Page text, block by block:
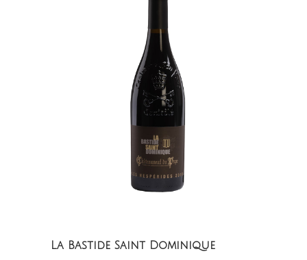
La Bastide Saint Dominique